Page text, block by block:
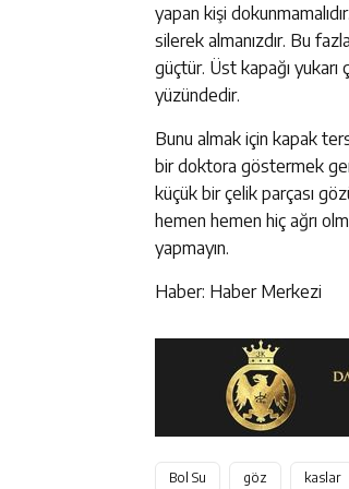
yapan kişi
silerek almanızdır. Bu
güçtür. Üst kapağı yukarı
yüzündedir.
Bunu almak için kapak
bir doktora göstermek
küçük bir çelik parçası
hemen hemen hiç ağrı
yapmayın.
Haber: Haber Merkezi
Bol Su göz kaslar